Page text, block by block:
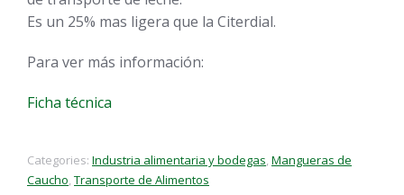
Es un 25% mas ligera que la Citerdial.
Para ver más información:
Ficha técnica
Categories: Industria alimentaria y bodegas, Mangueras de
Caucho, Transporte de Alimentos